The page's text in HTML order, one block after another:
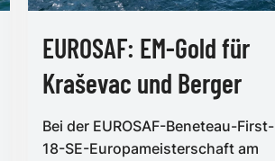
EUROSAF: EM-Gold für
Kraševac und Berger
Bei der EUROSAF-Beneteau-First-
18-SE-Europameisterschaft am